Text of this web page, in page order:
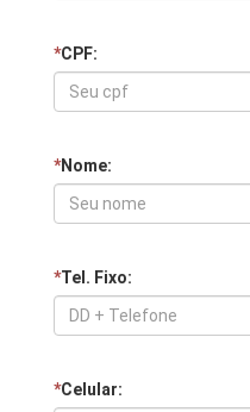
*CPF:
*Nome:
*Tel. Fixo:
*Celular: